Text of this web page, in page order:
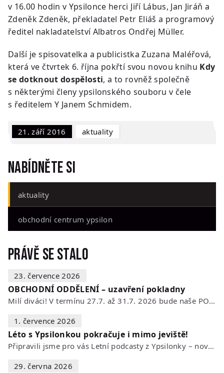
v 16.00 hodin v Ypsilonce herci Jiří Lábus, Jan Jiráň a
Zdeněk Zdeněk, překladatel Petr Eliáš a programový
ředitel nakladatelství Albatros Ondřej Müller.
Další je spisovatelka a publicistka Zuzana Maléřová,
která ve čtvrtek 6. října pokřtí svou novou knihu Kdy
se dotknout dospělosti, a to rovněž společně
s některými členy ypsilonského souboru v čele
s ředitelem Y Janem Schmidem.
21. září 2016 Aktuality
Nabídněte si
aktuality
obchodní centrum ypsilon
Právě se stalo
23. července 2026
OBCHODNÍ ODDĚLENÍ – uzavření pokladny
Milí diváci! V termínu 27.7. až 31.7. 2026 bude naše POKLADNA z technických…
1. července 2026
Léto s Ypsilonkou pokračuje i mimo jeviště!
Připravili jsme pro vás Letní podcasty z Ypsilonky – novou sérii rozhovorů s…
29. června 2026